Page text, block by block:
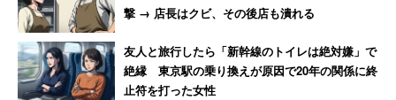
撃 → 店長はクビ、その後店も潰れる
友人と旅行したら「新幹線のトイレは絶対嫌」で
絶縁 東京駅の乗り換えが原因で20年の関係に終
止符を打った女性